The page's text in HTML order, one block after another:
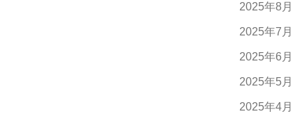
2025年8月
2025年7月
2025年6月
2025年5月
2025年4月